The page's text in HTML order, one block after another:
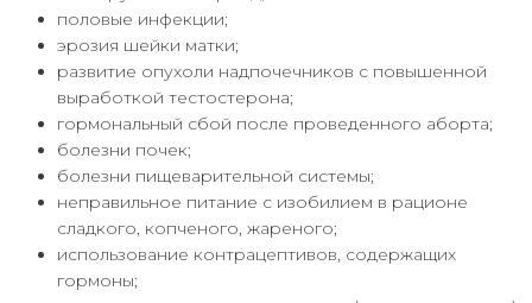
половые инфекции;
эрозия шейки матки;
развитие опухоли надпочечников с повышенной
выработкой тестостерона;
гормональный сбой после проведенного аборта;
болезни почек;
болезни пищеварительной системы;
неправильное питание с изобилием в рационе
сладкого, копченого, жареного;
использование контрацептивов, содержащих
гормоны;